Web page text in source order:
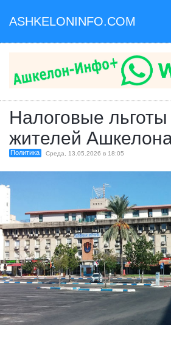
ASHKELONINFO.COM
Налоговые
жителей
Политика Среда, 13.05.2026 в 18:05